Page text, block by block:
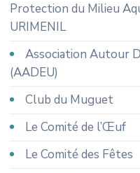
Protection du Milieu
URIMENIL
Association Autour
(AADEU)
Club du Muguet
Le Comité de l’Œuf
Le Comité des Fêtes